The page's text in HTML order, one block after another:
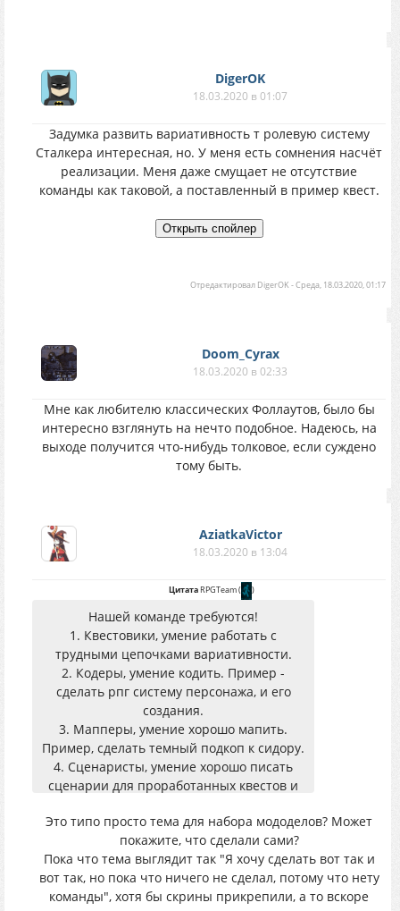
DigerOK
18.03.2020 в 01:07
Задумка развить вариативность т ролевую систему
Сталкера интересная, но. У меня есть сомнения насчёт
реализации. Меня даже смущает не отсутствие
команды как таковой, а поставленный в пример квест.
Отредактировал DigerOK -Среда, 18.03.2020, 01:17
Doom_Cyrax
18.03.2020 в 02:33
Мне как любителю классических Фоллаутов, было бы
интересно взглянуть на нечто подобное. Надеюсь, на
выходе получится что-нибудь толковое, если суждено
тому быть.
AziatkaVictor
18.03.2020 в 13:04
ЦитатаRPGTeam( )
Нашей команде требуются!
1. Квестовики, умение работать с
трудными цепочками вариативности.
2. Кодеры, умение кодить. Пример -
сделать рпг систему персонажа, и его
создания.
3. Мапперы, умение хорошо мапить.
Пример, сделать темный подкоп к сидору.
4. Сценаристы, умение хорошо писать
сценарии для проработанных квестов и
Писать в тему, скоро будут доп. контакты.
Это типо просто тема для набора мододелов? Может
покажите, что сделали сами?
Пока что тема выглядит так "Я хочу сделать вот так и
вот так, но пока что ничего не сделал, потому что нету
команды", хотя бы скрины прикрепили, а то вскоре